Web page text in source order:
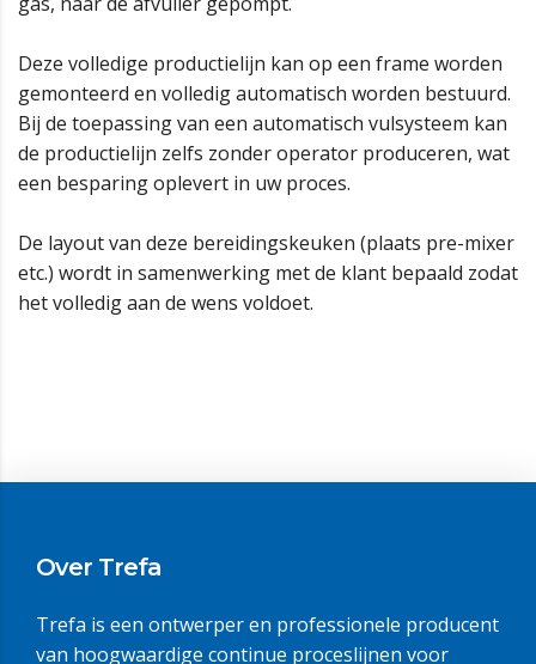
Deze volledige productielijn kan op een frame worden
gemonteerd en volledig automatisch worden bestuurd.
Bij de toepassing van een automatisch vulsysteem kan
de productielijn zelfs zonder operator produceren, wat
een besparing oplevert in uw proces.
De layout van deze bereidingskeuken (plaats pre-mixer
etc.) wordt in samenwerking met de klant bepaald zodat
het volledig aan de wens voldoet.
Over Trefa
Trefa is een ontwerper en professionele producent
van hoogwaardige continue proceslijnen voor